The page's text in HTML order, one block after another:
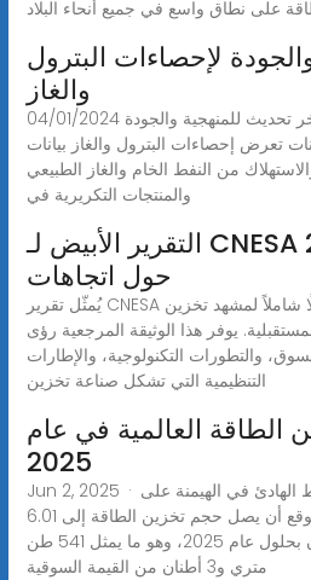
لإحصاءات البترول
والغاز
تحديث المنهجية والجودة آخر تحديث للمنهجية والجودة 04/01/2024
تعرض إحصاءات البترول والغاز بيانات
من النفط الخام والغاز الطبيعي
والمنتجات التكريرية في
التقرير الأبيض لـ CNESA 2024: دليل شامل
حول اتجاهات
يُمثّل تقرير CNESA الأبيض لعام 2024 تحليلًا شاملاً لمشهد تخزين
يوفر هذا الوثيقة المرجعية رؤى
والتطورات التكنولوجية، والإطارات
التنظيمية التي تشكل صناعة تخزين
الطاقة العالمية في عام
2025
Jun 2, 2025 · وتستمر منطقة آسيا والمحيط الهادئ في الهيمنة على
سوق تخزين الطاقة من المتوقع أن يصل حجم تخزين الطاقة إلى 6.01
مليار طن متري و4 أطنان بحلول عام 2025، وهو ما يمثل 541 طن
متري و3 أطنان من القيمة السوقية